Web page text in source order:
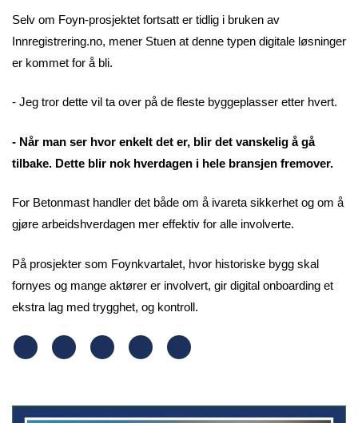
Selv om Foyn-prosjektet fortsatt er tidlig i bruken av
Innregistrering.no, mener Stuen at denne typen digitale løsninger
er kommet for å bli.
- Jeg tror dette vil ta over på de fleste byggeplasser etter hvert.
- Når man ser hvor enkelt det er, blir det vanskelig å gå
tilbake. Dette blir nok hverdagen i hele bransjen fremover.
For Betonmast handler det både om å ivareta sikkerhet og om å
gjøre arbeidshverdagen mer effektiv for alle involverte.
På prosjekter som Foynkvartalet, hvor historiske bygg skal
fornyes og mange aktører er involvert, gir digital onboarding et
ekstra lag med trygghet, og kontroll.